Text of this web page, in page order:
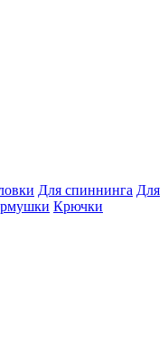
Для спиннинга Для
Крючки